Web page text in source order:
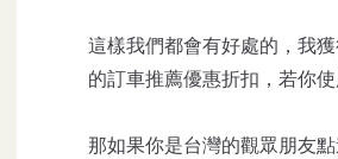
這樣我們都會有好處的，我
的訂車推薦優惠折扣，若你
那如果你是台灣的觀眾朋友